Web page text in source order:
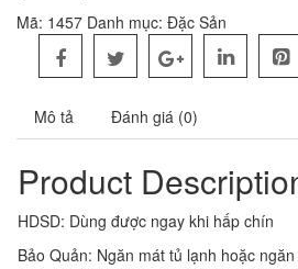
Mã: 1457 Danh mục: Đặc Sản
Mô tả Đánh giá (0)
Product
HDSD: Dùng được ngay khi hấp chín
Bảo Quản: Ngăn mát tủ lạnh hoặc